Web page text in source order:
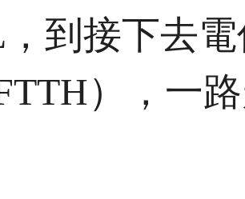
到接下去
），一